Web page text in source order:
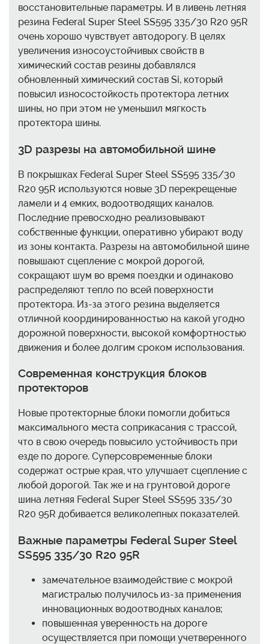
восстановительные параметры. И в ливень летняя
резина Federal Super Steel SS595 335/30 R20 95R
очень хорошо чувствует автодорогу. В целях
увеличения износоустойчивых свойств в
химический состав резины добавлялся
обновленный химический состав Si, который
повысил износостойкость протектора летних
шины, но при этом не уменьшил мягкость
протектора шины.
3D разрезы на автомобильной шине
В покрышках Federal Super Steel SS595 335/30
R20 95R используются новые 3D перекрещеные
ламели и 4 емких, водоотводящих каналов.
Последние превосходно реализовывают
собственные функции, оперативно убирают воду
из зоны контакта. Разрезы на автомобильной шине
повышают сцепление с мокрой дорогой,
сокращают шум во время поездки и одинаково
распределяют тепло по всей поверхности
протектора. Из-за этого резина выделяется
отличной координированностью на какой угодно
дорожной поверхности, высокой комфортностью
движения и более долгим сроком использования.
Современная конструкция блоков
протекторов
Новые протекторные блоки помогли добиться
максимального места соприкасания с трассой,
что в свою очередь повысило устойчивость при
езде по дороге. Суперсовременные блоки
содержат острые края, что улучшает сцепление с
любой дорогой. Так же и на грунтовой дороге
шина летняя Federal Super Steel SS595 335/30
R20 95R добивается великолепных показателей.
Важные параметры Federal Super Steel
SS595 335/30 R20 95R
замечательное взаимодействие с мокрой
магистралью получилось из-за применения
инновационных водоотводных каналов;
повышенная уверенность на дороге
осуществляется при помощи учетверенного